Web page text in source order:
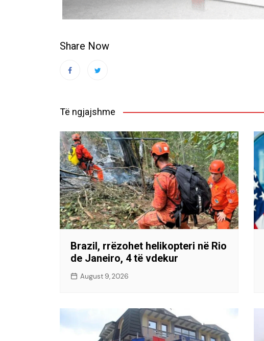
Share Now
Të ngjajshme
Brazil, rrëzohet helikopteri në Rio
de Janeiro, 4 të vdekur
August 9, 2026